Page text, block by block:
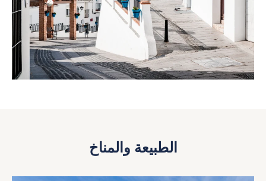
الطبيعة والمناخ